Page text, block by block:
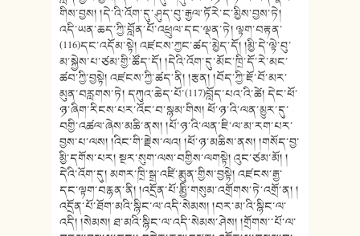
གིས་བྱས། །དེ་འི་འོག་དུ་ཤུད་བུ་རྒྱལ་ཏོརེ་ང་མྱིས་བྱས་ཏེ།
འདི་ཡན་ཆད་ཀྱི་བློན་པོ་འཕྲུལ་དང་ལྡན་ཏེ། ལྟག་བརྟན་
(116)དང་འདོམ་སྟེ། འཛངས་ཀྱང་ཚད་མྱེད་དོ། །མྱི་དེ་ལྟེ་བུ་
མ་སྐྱེས་པ་ཙམ་གྱི་ཚོད་དོ། །དེའི་འོག་དུ་མོང་ཁྲི་དོ་རེ་མང་
ཚབ་ཀྱི་བྱསྟེ། འཛངས་ཀྱི་ཚད་ནི། །རྩན། །བོད་ཀྱི་ཇོ་བོ་མར་
མུན་བརླགས་ཏེ། དཀུའ་ཆེད་པོ་(117)བློད་པའ་འི་ཚེ། དེང་ཕོ་
ཉ་ཞིག་རིངས་པར་འོང་བ་སྙམ་གིས། ཕོ་ཉ་འི་ལན་མྱུར་དུ་
བགྱི་འཚལ་ཞེས་མཆི་ནས། །པོ་ཉ་འི་ལན་ཇི་ལ་མ་རག་པར་
བྱས་པ་ལས། །འིང་གི་རྗེས་ལའ། །ཕོ་ཉ་མཆིས་ནས། །གསོད་བྱ་
མྱི་དགོས་པར། སྔར་སུག་ལས་བགྱིས་ལགསྟེ། འུང་ཙམ་མོ། །
དེའི་འོག་དུ། མགར་ཁྲི་སྒྲ་འཛི་རྨུན་གྱིས་བྱསྟེ། འཛངས་རྒྱ་
དང་ལྟག་བརྙན་ནི། །འདྲོན་པོ་རྨྱི་གསུམ་འགྲོགས་ཏེ་འགྲོ་ན། །
འདྲོན་པོ་ཐོག་མའི་སྙིང་ལ་འདི་སེམས། །བར་མ་འི་སྙིང་ལ་
འདི། །སེམས། ཐ་མའི་སྙིང་ལ་འདི་སེམས་ཤེས། །གྲོགས་་པོ་ལ་